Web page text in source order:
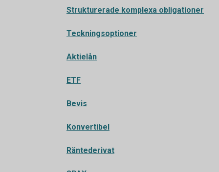
Strukturerade komplexa obligationer
Teckningsoptioner
Aktielån
ETF
Bevis
Konvertibel
Räntederivat